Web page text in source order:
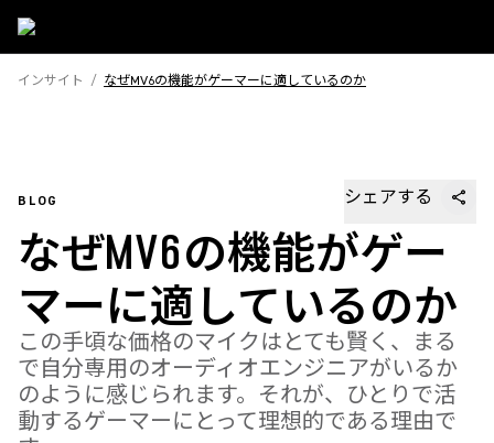
インサイト / なぜMV6の機能がゲーマーに適しているのか
BLOG シェアする
なぜMV6の機能がゲー
マーに適しているのか
この手頃な価格のマイクはとても賢く、まる
で自分専用のオーディオエンジニアがいるか
のように感じられます。それが、ひとりで活
動するゲーマーにとって理想的である理由で